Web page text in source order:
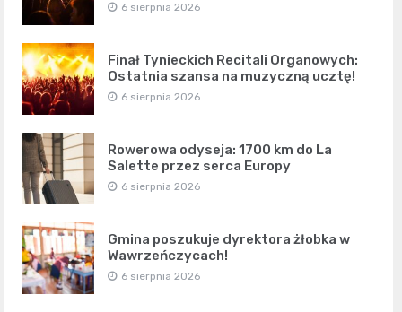
6 sierpnia 2026
Finał Tynieckich Recitali Organowych:
Ostatnia szansa na muzyczną ucztę!
6 sierpnia 2026
Rowerowa odyseja: 1700 km do La
Salette przez serca Europy
6 sierpnia 2026
Gmina poszukuje dyrektora żłobka w
Wawrzeńczycach!
6 sierpnia 2026